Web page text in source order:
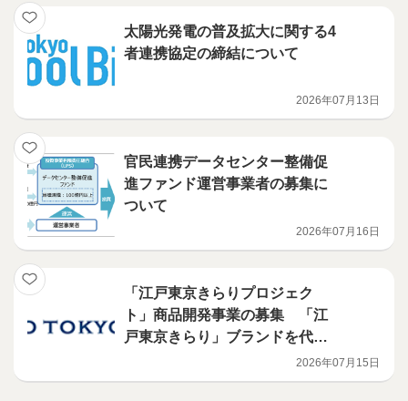
太陽光発電の普及拡大に関する4
者連携協定の締結について
2026年07月13日
官民連携データセンター整備促
進ファンド運営事業者の募集に
ついて
2026年07月16日
「江戸東京きらりプロジェク
ト」商品開発事業の募集 「江
戸東京きらり」ブランドを代表
する商品の開発を行う意欲ある
事業者を募集します！
2026年07月15日